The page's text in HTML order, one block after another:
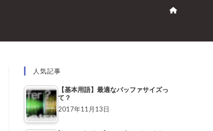
人気記事
【基本用語】最適なバッファサイズっ
て？
2017年11月13日